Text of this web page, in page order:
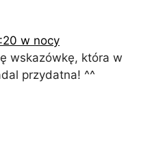
w nocy
wskazówkę, która w
przydatna! ^^